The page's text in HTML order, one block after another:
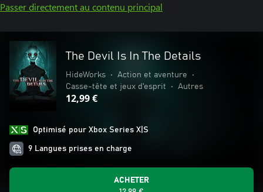
Passer directement au contenu principal
The Devil Is In The Details
HideWorks • Action et aventure
•
Casse-tête et jeux d'esprit
• Autres
12,99 €
Optimisé pour Xbox Series X|S
9 Langues prises en charge
ACHETER